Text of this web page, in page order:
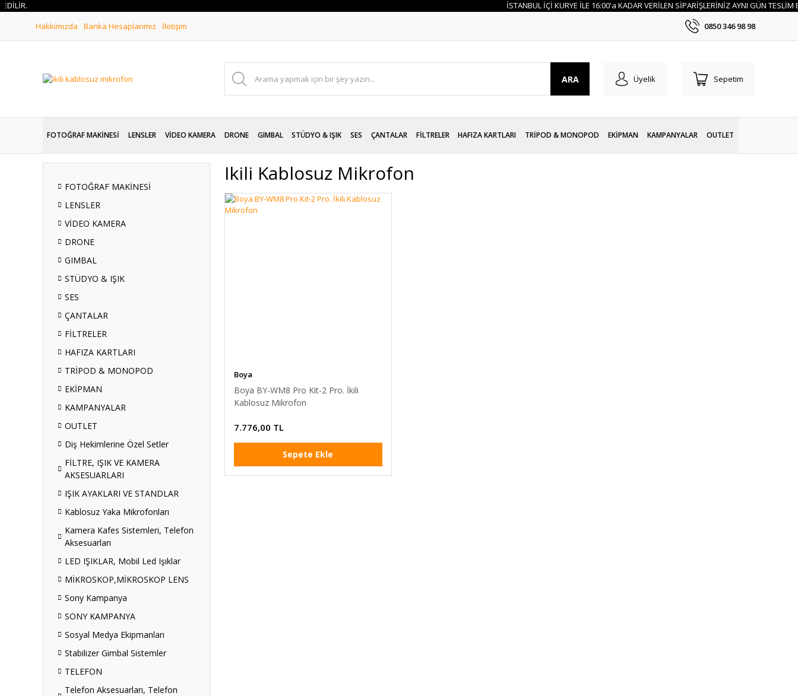
İSTANBUL İÇİ KURYE İLE 16:00'a KADAR VERİLEN SİPARİŞLERİNİZ AYNI GÜN TESLİM
Hakkımızda
Banka Hesaplarımız İletişim 0850 346 98 98
ARA Üyelik Sepetim
FOTOĞRAF MAKİNESİ LENSLER VİDEO KAMERA DRONE GIMBAL STÜDYO & IŞIK SES ÇANTALAR FİLTRELER HAFIZA KARTLARI TRİPOD & MONOPOD EKİPMAN KAMPANYALAR OUTLET
FOTOĞRAF MAKİNESİ
LENSLER
VİDEO KAMERA
DRONE
GIMBAL
STÜDYO & IŞIK
SES
ÇANTALAR
FİLTRELER
HAFIZA KARTLARI
TRİPOD & MONOPOD
EKİPMAN
KAMPANYALAR
OUTLET
Diş Hekimlerine Özel Setler
FİLTRE, IŞIK VE KAMERA
AKSESUARLARI
IŞIK AYAKLARI VE STANDLAR
Kablosuz Yaka Mikrofonları
Kamera Kafes Sistemleri, Telefon
Aksesuarları
LED IŞIKLAR, Mobil Led Işıklar
MİKROSKOP,MİKROSKOP LENS
Sony Kampanya
SONY KAMPANYA
Sosyal Medya Ekipmanları
Stabilizer Gimbal Sistemler
TELEFON
Telefon Aksesuarları, Telefon
Ikili Kablosuz Mikrofon
Boya
Boya BY-WM8 Pro Kit-2 Pro. İkili
Kablosuz Mikrofon
7.776,00 TL
Sepete Ekle